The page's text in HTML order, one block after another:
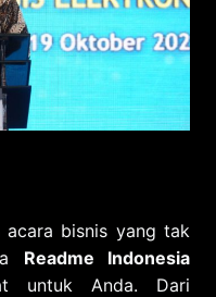
acara bisnis yang tak
Readme Indonesia
untuk Anda. Dari